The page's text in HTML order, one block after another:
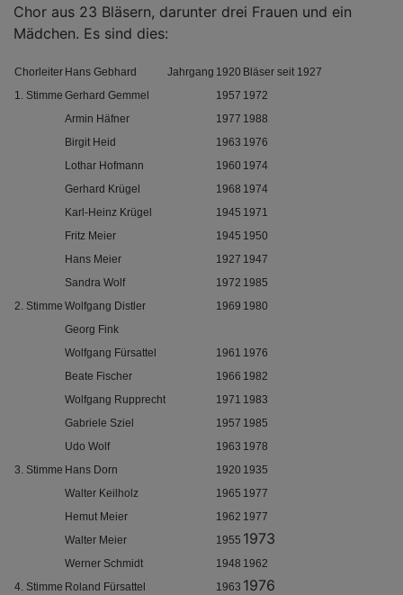
Chor aus 23 Bläsern, darunter drei Frauen und ein
Mädchen. Es sind dies:
Chorleiter Hans Gebhard Jahrgang 1920 Bläser seit 1927
1. Stimme Gerhard Gemmel 1957 1972
Armin Häfner
1977 1988
Birgit Heid
1963 1976
Lothar Hofmann
1960 1974
Gerhard Krügel
1968 1974
Karl-Heinz Krügel
1945 1971
Fritz Meier
1945 1950
Hans Meier
1927 1947
Sandra Wolf
1972 1985
2. Stimme Wolfgang Distler 1969 1980
Georg Fink
Wolfgang Fürsattel
1961 1976
Beate Fischer
1966 1982
Wolfgang Rupprecht
1971 1983
Gabriele Sziel
1957 1985
Udo Wolf
1963 1978
3. Stimme Hans Dorn 1920 1935
Walter Keilholz
1965 1977
Hemut Meier
1962 1977
Walter Meier
1955 1973
Werner Schmidt 1948 1962
4. Stimme Roland Fürsattel 1963 1976